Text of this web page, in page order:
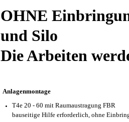
OHNE
und Silo
Die Arbeiten
Anlagenmontage
T4e 20 - 60 mit Raumaustragung FBR
bauseitige Hilfe erforderlich, ohne